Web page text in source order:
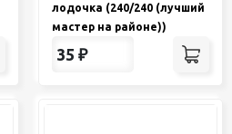
лодочка (240/240 (лучший
мастер на районе))
35 ₽